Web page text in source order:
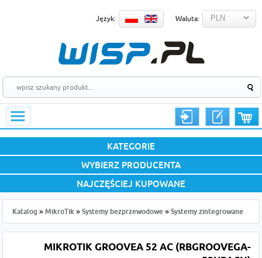
Język: Waluta:
KATEGORIE
WYBIERZ PRODUCENTA
NAJCZĘŚCIEJ KUPOWANE
Katalog » MikroTik » Systemy bezprzewodowe » Systemy zintegrowane
MIKROTIK GROOVEA 52 AC (RBGROOVEGA-